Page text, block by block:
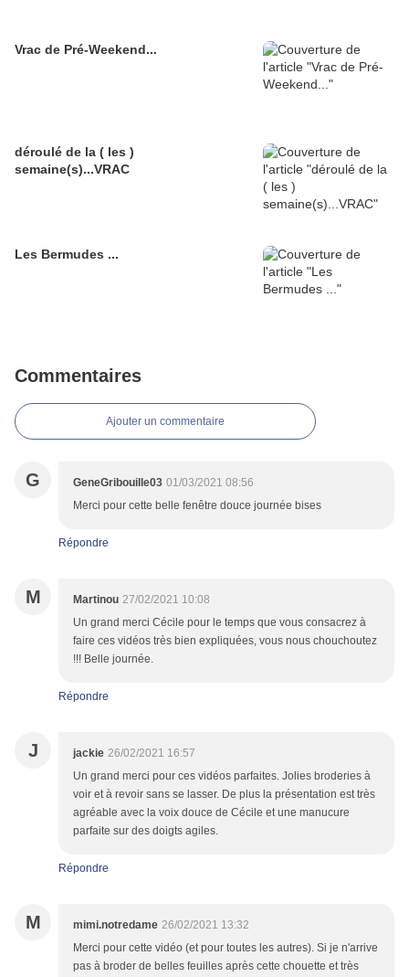
Vrac de Pré-Weekend...
déroulé de la ( les )
semaine(s)...VRAC
Les Bermudes ...
Commentaires
Ajouter un commentaire
G GeneGribouille03 01/03/2021 08:56
Merci pour cette belle fenêtre douce journée bises
Répondre
M Martinou 27/02/2021 10:08
Un grand merci Cécile pour le temps que vous consacrez à
faire ces vidéos très bien expliquées, vous nous chouchoutez
!!! Belle journée.
Répondre
J jackie 26/02/2021 16:57
Un grand merci pour ces vidéos parfaites. Jolies broderies à
voir et à revoir sans se lasser. De plus la présentation est très
agréable avec la voix douce de Cécile et une manucure
parfaite sur des doigts agiles.
Répondre
M mimi.notredame 26/02/2021 13:32
Merci pour cette vidéo (et pour toutes les autres). Si je n'arrive
pas à broder de belles feuilles après cette chouette et très